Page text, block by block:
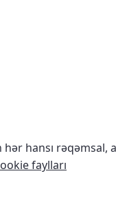
hansı
faylları